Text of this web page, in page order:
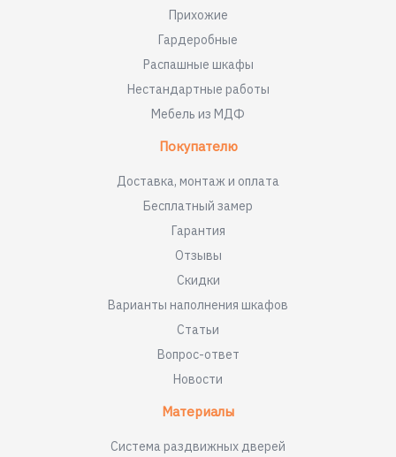
Прихожие
Гардеробные
Распашные шкафы
Нестандартные работы
Мебель из МДФ
Покупателю
Доставка, монтаж и оплата
Бесплатный замер
Гарантия
Отзывы
Скидки
Варианты наполнения шкафов
Статьи
Вопрос-ответ
Новости
Материалы
Система раздвижных дверей